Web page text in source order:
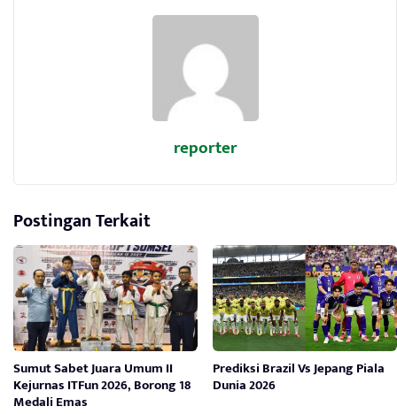
reporter
Postingan Terkait
Sumut Sabet Juara Umum II
Kejurnas ITFun 2026, Borong 18
Medali Emas
Prediksi Brazil Vs Jepang Piala
Dunia 2026